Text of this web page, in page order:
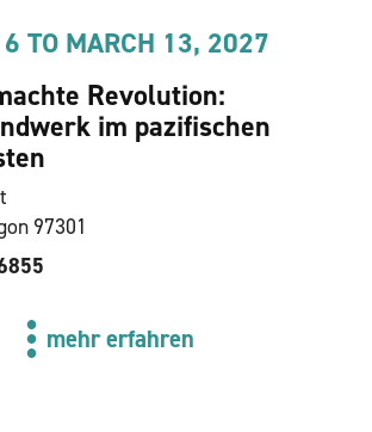
6 TO MARCH 13, 2027
Revolution:
im pazifischen
97301
mehr erfahren